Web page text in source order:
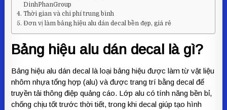
DinhPhanGroup
Thời gian và chi phí trung bình
Đơn vị làm bảng hiệu alu dán decal bền đẹp, giá rẻ
Bảng hiệu alu dán decal là gì?
Bảng hiệu alu dán decal là loại bảng hiệu được làm từ vật liệu
nhôm nhựa tổng hợp (alu) và được trang trí bằng decal để
truyền tải thông điệp quảng cáo. Lớp alu có tính năng bền bỉ,
chống chịu tốt trước thời tiết, trong khi decal giúp tạo hình